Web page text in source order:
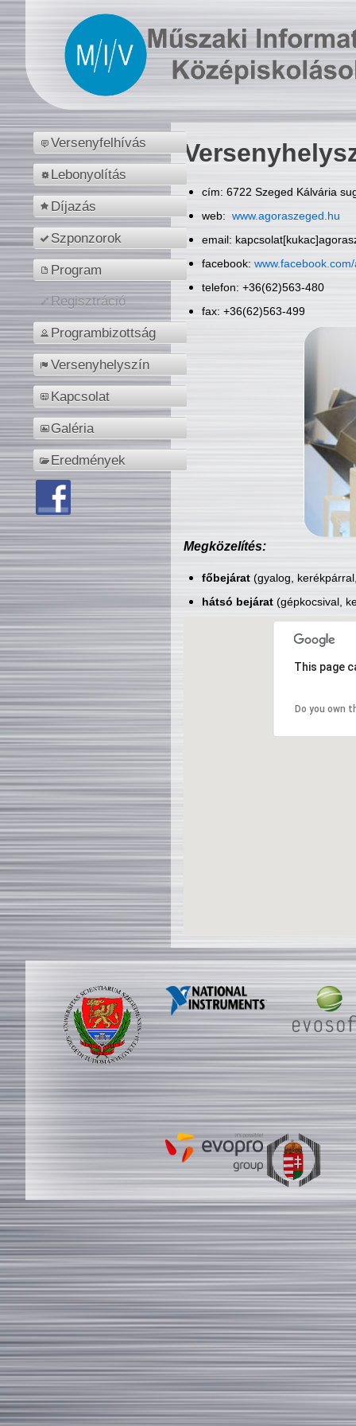
Versenyfelhívás
Lebonyolítás
Díjazás
Szponzorok
Program
Regisztráció
Programbizottság
Versenyhelyszín
Kapcsolat
Galéria
Eredmények
cím: 6722 Szeged Kálvária
web: www.agoraszeged.hu
email:
facebook:
telefon: +36(62)563-480
fax: +36(62)563-499
Megközelítés:
főbejárat(gyalog,
hátsó bejárat(gépkocsival,
This page
Do you own